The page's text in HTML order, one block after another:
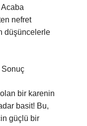
nefret
düşüncelerle
Sonuç
bir karenin
basit! Bu,
güçlü bir